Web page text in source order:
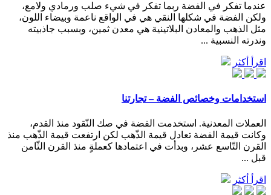
عندما تفكر في الفضة ربما تفكر في شيء صلب ورمادي ولامع،
ولكن الفضة في شكلها النقي هي في الواقع ناعمة وبيضاء اللون،
مثل الذهب والمعادن البلاتينية هي معدن ثمين، وبسبب جاذبيته
وندرته النسبية ...
اقرأ أكثر
استخدامات وخصائص الفضة – تجارتنا
العملات المعدنية. استخدمت الفضة في صك النّقود منذ القدم،
وكانت قيمة الفضة تعادل قيمة الذّهب لكن ارتفعت قيمة الذّهب منذ
القرن التّاسع عشر، وبدأت في اعتمادها كعملةٍ منذ القرن الثّامن
قبل ...
اقرأ أكثر